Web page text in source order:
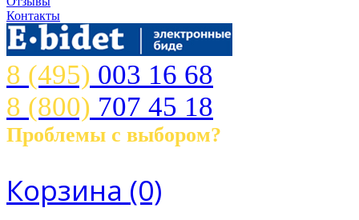
Контакты
8 (495) 003 16 68
8 (800) 707 45 18
Проблемы с выбором?
Корзина (0)